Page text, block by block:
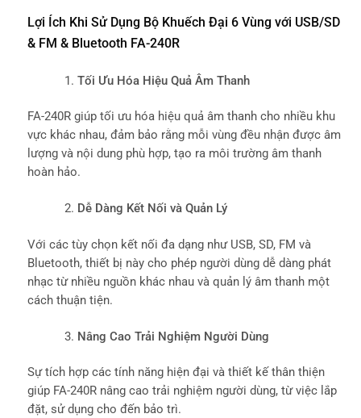
Lợi Ích Khi Sử Dụng Bộ Khuếch Đại 6 Vùng với USB/SD
& FM & Bluetooth FA-240R
Tối Ưu Hóa Hiệu Quả Âm Thanh
FA-240R giúp tối ưu hóa hiệu quả âm thanh cho nhiều khu
vực khác nhau, đảm bảo rằng mỗi vùng đều nhận được âm
lượng và nội dung phù hợp, tạo ra môi trường âm thanh
hoàn hảo.
Dễ Dàng Kết Nối và Quản Lý
Với các tùy chọn kết nối đa dạng như USB, SD, FM và
Bluetooth, thiết bị này cho phép người dùng dễ dàng phát
nhạc từ nhiều nguồn khác nhau và quản lý âm thanh một
cách thuận tiện.
Nâng Cao Trải Nghiệm Người Dùng
Sự tích hợp các tính năng hiện đại và thiết kế thân thiện
giúp FA-240R nâng cao trải nghiệm người dùng, từ việc lắp
đặt, sử dụng cho đến bảo trì.